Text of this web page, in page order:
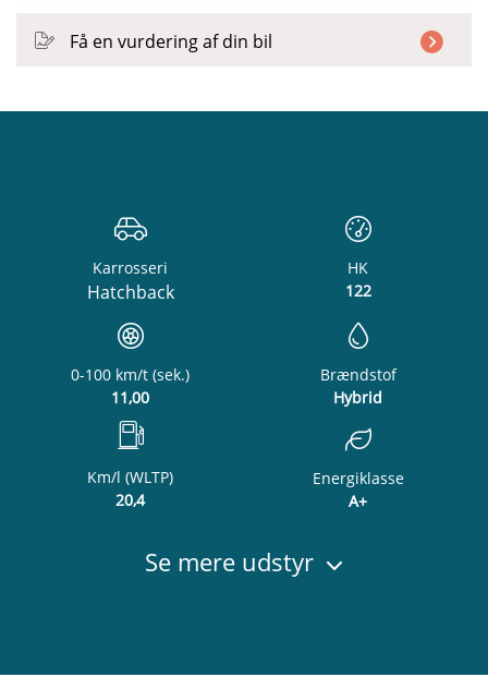
Få en vurdering af din bil
Karrosseri
Hatchback
HK
122
0-100 km/t (sek.)
11,00
Brændstof
Hybrid
Km/l (WLTP)
20,4
Energiklasse
A+
Se mere udstyr